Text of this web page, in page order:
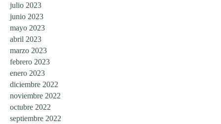
julio 2023
junio 2023
mayo 2023
abril 2023
marzo 2023
febrero 2023
enero 2023
diciembre 2022
noviembre 2022
octubre 2022
septiembre 2022